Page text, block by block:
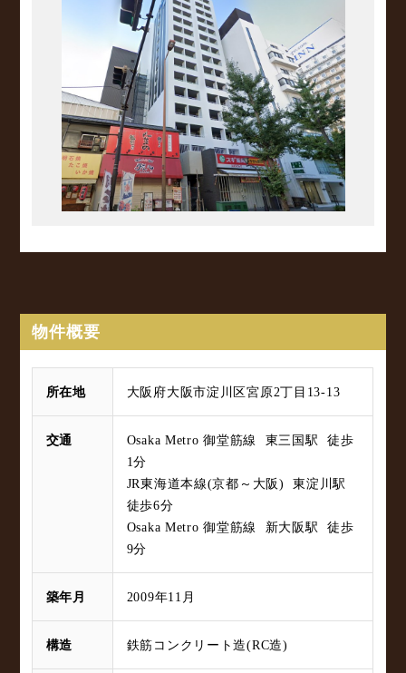
物件概要
所在地 大阪府大阪市淀川区宮原2丁目13-13
交通
Osaka Metro 御堂筋線 東三国駅 徒歩
1分
JR東海道本線(京都～大阪) 東淀川駅
徒歩6分
Osaka Metro 御堂筋線 新大阪駅 徒歩
9分
築年月 2009年11月
構造 鉄筋コンクリート造(RC造)